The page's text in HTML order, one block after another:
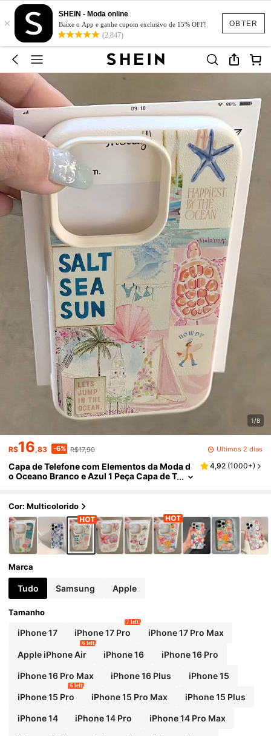
OBTER
×
SHEIN - Moda online
Baixe o App e ganhe cupom exclusivo de 15% OFF!
(2,847)
1/8
R$16,83 -6% R$17,90 Últimos 2 dias
Capa de Telefone com Elementos da Moda d
o Oceano Branco e Azul 1 Peça Capa de T
hone 16 Pro Max 17/16/15/14 Plus 13/12/11 Ai
r Series, Presente de Primavera, Festa de Ani
versário, Versão Internacional
4,92 (1000+)
Cor: Multicolorido
Marca
Tudo Samsung Apple
Tamanho
iPhone 17 iPhone 17 Pro
7 left
iPhone 17 Pro Max
Apple iPhone Air
6 left
iPhone 16 iPhone 16 Pro
iPhone 16 Pro Max iPhone 16 Plus iPhone 15
iPhone 15 Pro
6 left
iPhone 15 Pro Max iPhone 15 Plus
iPhone 14 iPhone 14 Pro iPhone 14 Pro Max